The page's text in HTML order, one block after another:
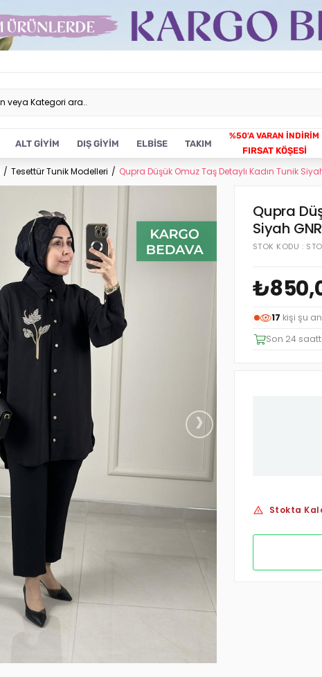
ALT GİYİM DIŞ GİYİM ELBİSE TAKIM
FIRSAT KÖŞESİ
Tesettür Tunik Modelleri Qupra Düşük Omuz Taş Detaylı Kadın Tunik
›
Qupra
Siyah
STOK KODU
17 kişi şu
Son 24
Stokta